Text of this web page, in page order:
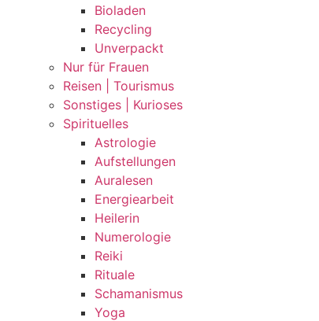
Bioladen
Recycling
Unverpackt
Nur für Frauen
Reisen | Tourismus
Sonstiges | Kurioses
Spirituelles
Astrologie
Aufstellungen
Auralesen
Energiearbeit
Heilerin
Numerologie
Reiki
Rituale
Schamanismus
Yoga